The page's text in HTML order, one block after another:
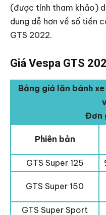
(được tính tham khảo)
dung dễ hơn về số tiền
GTS 2022.
Giá Vespa GTS
Bảng giá lăn bánh
Đơn
Phiên bản
GTS Super 125
GTS Super 150
GTS Super Sport